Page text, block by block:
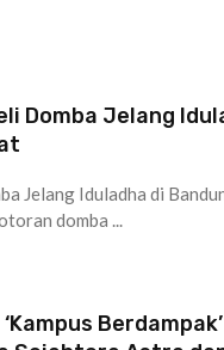
Domba Jelang
Jelang Iduladha di
domba ...